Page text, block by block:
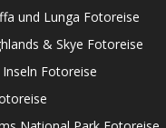
und Lunga Fotoreise
& Skye Fotoreise
Fotoreise